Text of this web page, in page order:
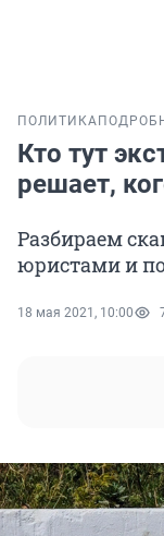
ПОЛИТИКА
Кто тут
решает,
Разбираем
юристами и
18 мая 2021, 10:00